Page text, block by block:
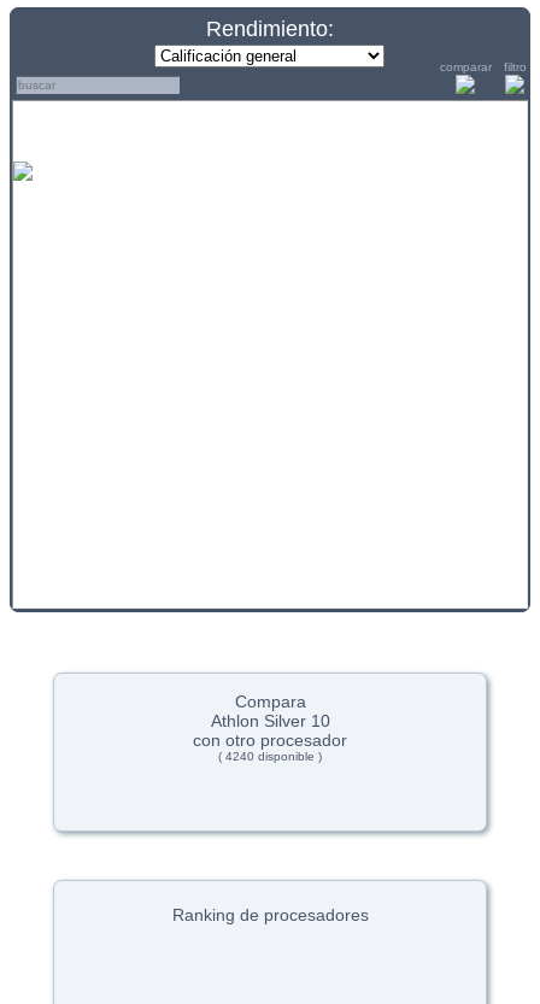
Rendimiento:
comparar filtro
Compara
Athlon Silver 10
con otro procesador
( 4240 disponible )
Ranking de procesadores